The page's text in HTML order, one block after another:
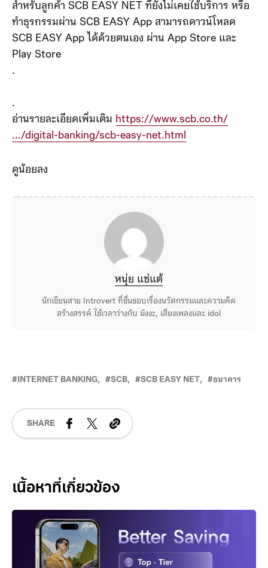
สำหรับลูกค้า SCB EASY NET ที่ยังไม่เคยใช้บริการ หรือ
ทำธุรกรรมผ่าน SCB EASY App สามารถดาวน์โหลด
SCB EASY App ได้ด้วยตนเอง ผ่าน App Store และ
Play Store
.
.
อ่านรายละเอียดเพิ่มเติม https://www.scb.co.th/
…/digital-banking/scb-easy-net.html
ดูน้อยลง
หนุ่ย แซ่แต้
นักเขียนสาย Introvert ที่ชื่นชอบเรื่องนวัตกรรมและความคิด
สร้างสรรค์ ใช้เวลาว่างกับ มังงะ, เสียงเพลงและ idol
INTERNET BANKING SCB SCB EASY NET ธนาคาร
SHARE
Related Posts